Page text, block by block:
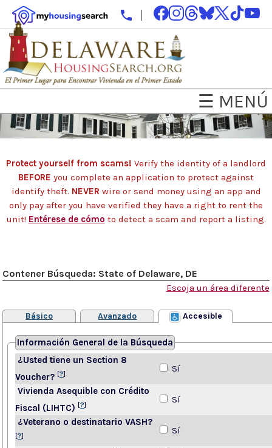
☰ MENÚ
Protect yourself from scams! Verify the identity of a landlord
BEFORE you complete an application to protect against
identify theft. NEVERwire or send money using an app and
only pay after you have verified they have a right to rent the
unit! Entérese de cómo to detect a scam and report a listing.
Contener Búsqueda: State of Delaware, DE
Escoja un área diferente
Básico Avanzado Accesible
Información General de la Búsqueda
¿Usted tiene un Section 8
Voucher? [?] Sí
Vivienda Asequible con Crédito
Fiscal (LIHTC) [?] Sí
¿Veterano o destinatario VASH?
[?] Sí